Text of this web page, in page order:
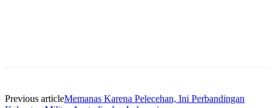
Previous articleMemanas Karena Pelecehan, Ini Perbandingan